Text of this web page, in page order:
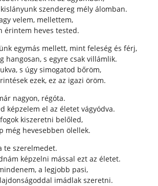
szendereg mély álomban.
velem, mellettem,
érintem heves tested.
egymás mellett, mint feleség és férj,
hangosan, s egyre csak villámlik.
s úgy simogatod bőröm,
ezek, ez az igazi öröm.
nagyon, régóta.
képzelem el az életet vágyódva.
kiszeretni belőled,
még hevesebben ölellek.
te szerelmedet.
képzelni mással ezt az életet.
a legjobb pasi,
imádlak szeretni.